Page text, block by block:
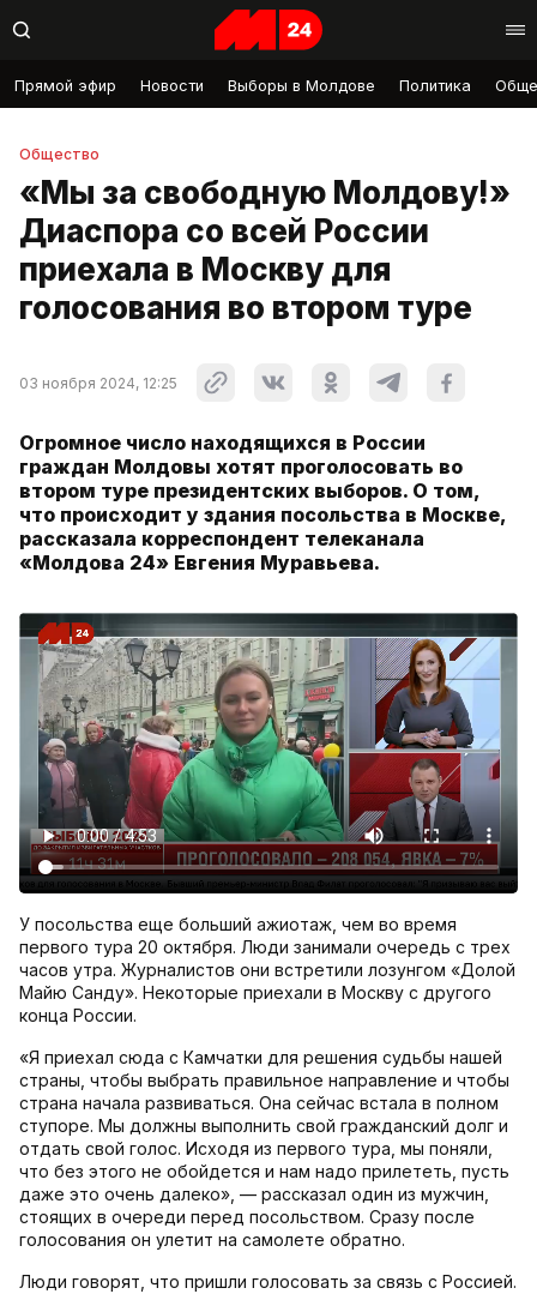
Прямой эфир Новости Выборы в Молдове Политика
Общество
«Мы за свободную Молдову!»
Диаспора со всей России
приехала в Москву для
голосования во втором туре
03 ноября 2024, 12:25
Огромное число находящихся в России
граждан Молдовы хотят проголосовать во
втором туре президентских выборов. О том,
что происходит у здания посольства в Москве,
рассказала корреспондент телеканала
«Молдова 24» Евгения Муравьева.
У посольства еще больший ажиотаж, чем во время
первого тура 20 октября. Люди занимали очередь с трех
часов утра. Журналистов они встретили лозунгом «Долой
Майю Санду». Некоторые приехали в Москву с другого
конца России.
«Я приехал сюда с Камчатки для решения судьбы нашей
страны, чтобы выбрать правильное направление и чтобы
страна начала развиваться. Она сейчас встала в полном
ступоре. Мы должны выполнить свой гражданский долг и
отдать свой голос. Исходя из первого тура, мы поняли,
что без этого не обойдется и нам надо прилететь, пусть
даже это очень далеко», — рассказал один из мужчин,
стоящих в очереди перед посольством. Сразу после
голосования он улетит на самолете обратно.
Люди говорят, что пришли голосовать за связь с Россией.